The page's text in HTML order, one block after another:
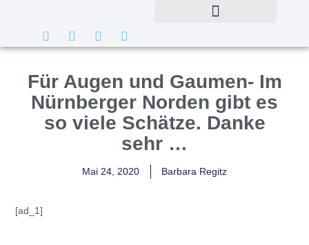
Für Augen und Gaumen- Im
Nürnberger Norden gibt es
so viele Schätze. Danke
sehr …
Mai 24, 2020 Barbara Regitz
[ad_1]